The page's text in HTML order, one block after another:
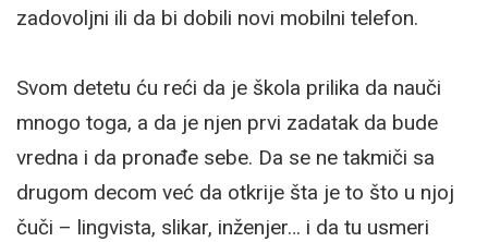
zadovoljni ili da bi dobili novi mobilni telefon.
Svom detetu ću reći da je škola prilika da nauči
mnogo toga, a da je njen prvi zadatak da bude
vredna i da pronađe sebe. Da se ne takmiči sa
drugom decom već da otkrije šta je to što u njoj
čuči – lingvista, slikar, inženjer… i da tu usmeri